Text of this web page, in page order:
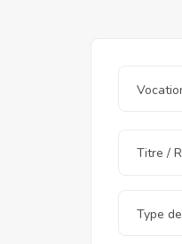
Type